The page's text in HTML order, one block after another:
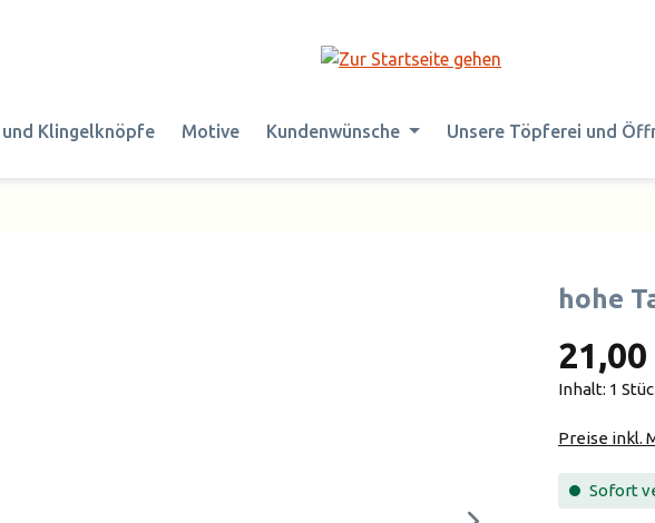
Klingelknöpfe Motive Kundenwünsche Unsere Töpferei und
hohe
21,00
Inhalt: 1
Preise inkl.
Sofort